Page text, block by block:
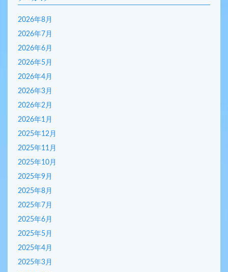
2026年8月
2026年7月
2026年6月
2026年5月
2026年4月
2026年3月
2026年2月
2026年1月
2025年12月
2025年11月
2025年10月
2025年9月
2025年8月
2025年7月
2025年6月
2025年5月
2025年4月
2025年3月